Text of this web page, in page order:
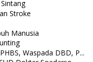
Stroke
Manusia
Waspada DBD, P...